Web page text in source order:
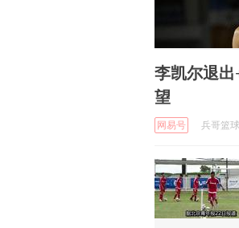
李凯尔退
望
网易号 兵哥篮